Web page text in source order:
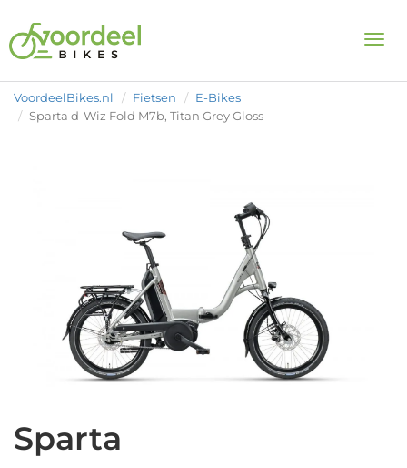
VoordeelBikes.nl Fietsen
E-Bikes
Sparta d-Wiz Fold M7b, Titan Grey Gloss
Sparta